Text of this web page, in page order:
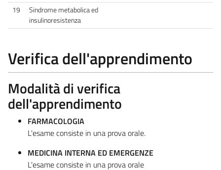
19
Sindrome metabolica ed
insulinoresistenza
Verifica dell'apprendimento
Modalità di verifica
dell'apprendimento
FARMACOLOGIA
L'esame consiste in una prova orale.
MEDICINA INTERNA ED EMERGENZE
L'esame consiste in una prova orale